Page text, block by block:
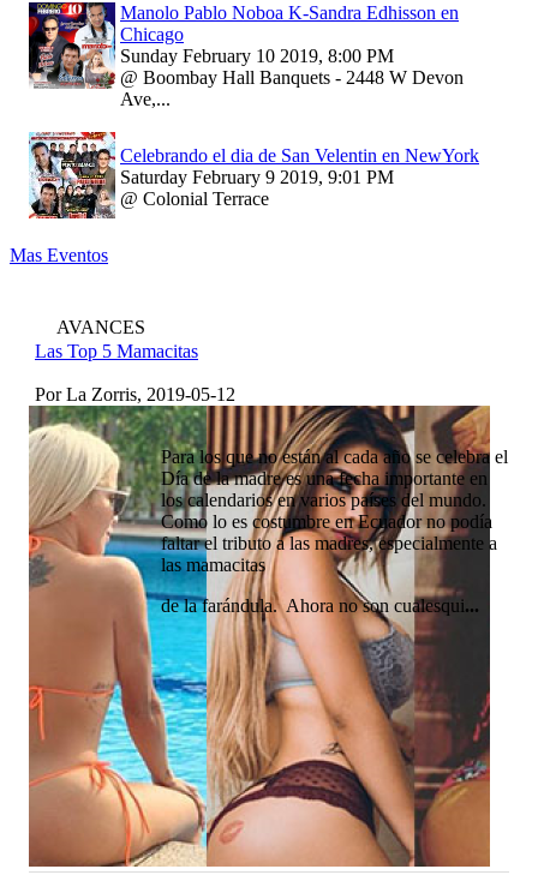
Manolo Pablo Noboa K-Sandra Edhisson en
Chicago
Sunday February 10 2019, 8:00 PM
@ Boombay Hall Banquets - 2448 W Devon
Ave,...
Celebrando el dia de San Velentin en NewYork
Saturday February 9 2019, 9:01 PM
@ Colonial Terrace
Mas Eventos
AVANCES
Las Top 5 Mamacitas
Por La Zorris, 2019-05-12
Para los que no están al cada año se celebra el
Día de la madre es una fecha importante en
los calendarios en varios países del mundo.
Como lo es costumbre en Ecuador no podía
faltar el tributo a las madres, especialmente a
las mamacitas
de la farándula. Ahora no son cualesqui...